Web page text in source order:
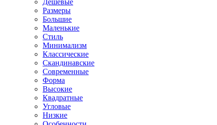
Дешевые
Размеры
Большие
Маленькие
Стиль
Минимализм
Классические
Скандинавские
Современные
Форма
Высокие
Квадратные
Угловые
Низкие